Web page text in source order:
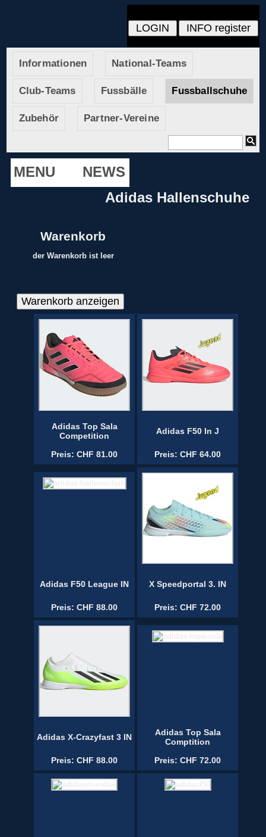
Informationen National-Teams
Club-Teams Fussbälle Fussballschuhe
Zubehör Partner-Vereine
MENU
NEWS
Adidas Hallenschuhe
Warenkorb
der Warenkorb ist leer
Adidas Top Sala
Competition
Preis: CHF 81.00
Adidas F50 In J
Preis: CHF 64.00
Adidas F50 League IN
Preis: CHF 88.00
X Speedportal 3. IN
Preis: CHF 72.00
Adidas X-Crazyfast 3 IN
Preis: CHF 88.00
Adidas Top Sala
Comptition
Preis: CHF 72.00